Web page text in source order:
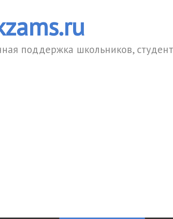
поддержка школьников,